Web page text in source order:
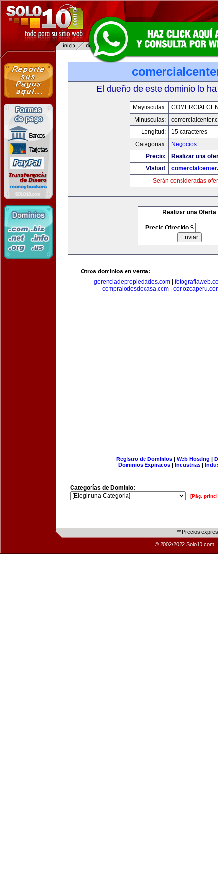
El dueño de este dominio lo
Mayusculas:
Minusculas:
Longitud:
15 caracteres
Categorias:
Negocios
Precio:
Realizar una
Visitar!
Serán consideradas
Realizar una Oferta
Precio Ofrecido $
Otros dominios en venta:
gerenciadepropiedades.com|
compralodesdecasa.com
Registro de Dominios| Web Hosting |
Dominios Expirados | Industrias |
Categorías de Dominio:
[Pág.
** Precios
© 2002/2022 Solo10.com